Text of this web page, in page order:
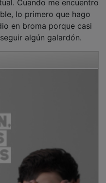
lo primero que hago
en broma porque casi
algún galardón.